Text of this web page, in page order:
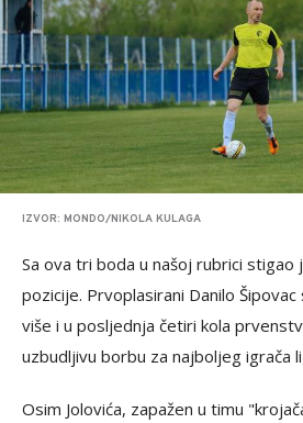
IZVOR: MONDO/NIKOLA KULAGA
Sa ova tri boda u našoj rubrici stigao
pozicije. Prvoplasirani Danilo
više i u posljednja četiri kola
uzbudljivu borbu za najboljeg igrača
Osim Jolovića, zapažen u timu